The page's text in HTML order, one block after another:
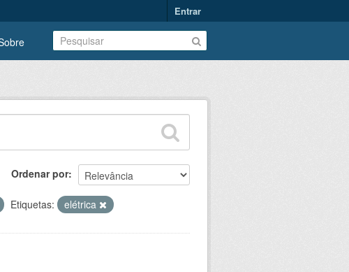
Entrar
Ordenar por
Etiquetas: elétrica